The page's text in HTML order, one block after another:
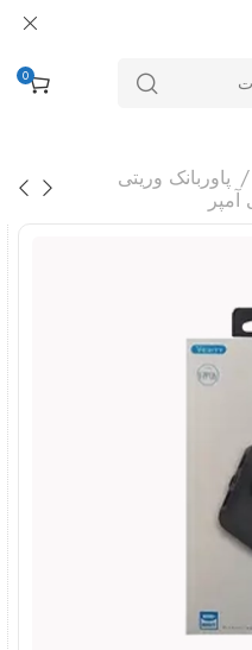
0
پاوربانک وریتی